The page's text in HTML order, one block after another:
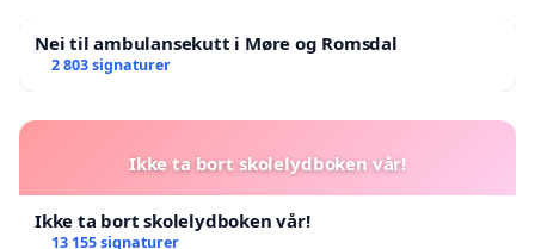
Nei til ambulansekutt i Møre og Romsdal
2 803 signaturer
Ikke ta bort skolelydboken vår!
Ikke ta bort skolelydboken vår!
13 155 signaturer